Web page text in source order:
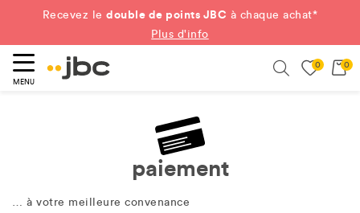
Recevez ledouble de points JBC à chaque achat*
Plus d'info
MENU
0 0
paiement
… à votre meilleure convenance